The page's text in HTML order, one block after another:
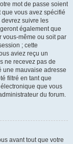
mot de passe soient
que vous avez spécifié
suivre les
également que
vous-même ou soit par
; cette
aviez reçu un
ne recevez pas de
une mauvaise adresse
filtré en tant que
que vous
du forum.
avant tout que votre